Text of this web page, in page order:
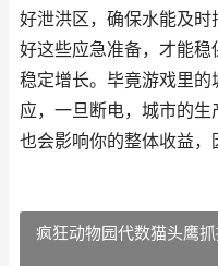
好泄洪区，确保水能及
好这些应急准备，才能
稳定增长。毕竟游戏里
应，一旦断电，城市的
也会影响你的整体收益，
疯狂动物园代数猫头鹰